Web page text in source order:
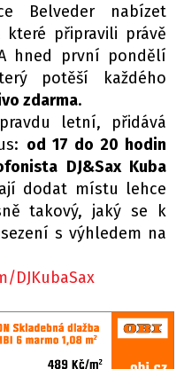
Belveder nabízet
které připravili právě
hned první pondělí
potěší každého
zdarma.
letní, přidává
od 17 do 20 hodin
DJ&Sax Kuba
dodat místu lehce
takový, jaký se k
s výhledem na
DJKubaSax